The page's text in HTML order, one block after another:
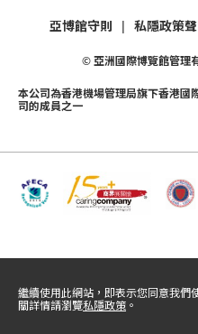
繼續使用此網站，即表示您同意我們
關詳情請瀏覽私隱政策 。
亞博館守則 | 私隱政策
© 亞洲國際博覽館管理
本公司為香港機場管理局旗下香港國
司的成員之一